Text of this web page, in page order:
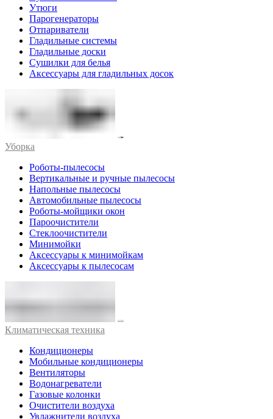
Утюги
Парогенераторы
Отпариватели
Гладильные системы
Гладильные доски
Сушилки для белья
Аксессуары для гладильных досок
Уборка
Роботы-пылесосы
Вертикальные и ручные пылесосы
Напольные пылесосы
Автомобильные пылесосы
Роботы-мойщики окон
Пароочистители
Стеклоочистители
Минимойки
Аксессуары к минимойкам
Аксессуары к пылесосам
Климатическая техника
Кондиционеры
Мобильные кондиционеры
Вентиляторы
Водонагреватели
Газовые колонки
Очистители воздуха
Увлажнители воздуха